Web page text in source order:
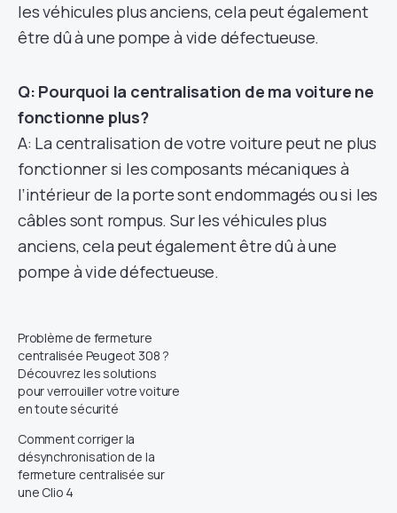
les véhicules plus anciens, cela peut également
être dû à une pompe à vide défectueuse.
Q: Pourquoi la centralisation de ma voiture ne
fonctionne plus?
A: La centralisation de votre voiture peut ne plus
fonctionner si les composants mécaniques à
l’intérieur de la porte sont endommagés ou si les
câbles sont rompus. Sur les véhicules plus
anciens, cela peut également être dû à une
pompe à vide défectueuse.
Problème de fermeture
centralisée Peugeot 308 ?
Découvrez les solutions
pour verrouiller votre voiture
en toute sécurité
Comment corriger la
désynchronisation de la
fermeture centralisée sur
une Clio 4